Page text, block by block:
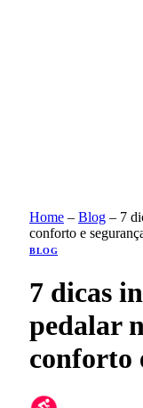
Home – Blog – 7
conforto e
BLOG
7 dicas
pedalar
conforto